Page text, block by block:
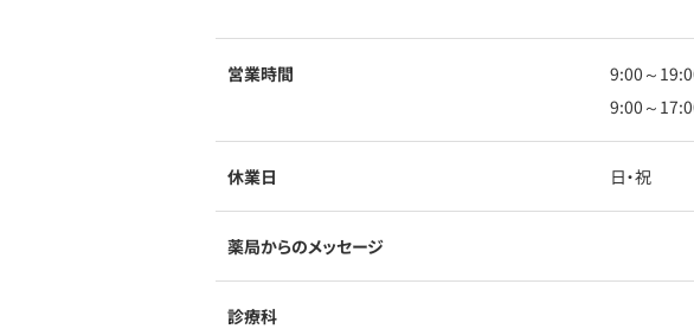
営業時間
9:00～
9:00～
休業日 日・祝
薬局からのメッセージ
診療科